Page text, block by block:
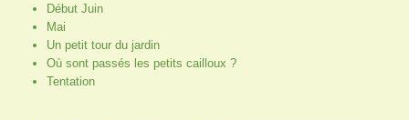
Début Juin
Mai
Un petit tour du jardin
Où sont passés les petits cailloux ?
Tentation